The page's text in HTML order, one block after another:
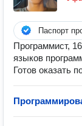
Паспорт
Программист,
языков
Готов оказать